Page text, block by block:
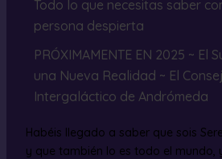
Todo lo que necesitas saber
persona despierta
PRÓXIMAMENTE EN 2025 ~ El
una Nueva Realidad ~ El
Intergaláctico de Andrómeda
Habéis llegado a saber que sois
y que también lo es todo el mundo,